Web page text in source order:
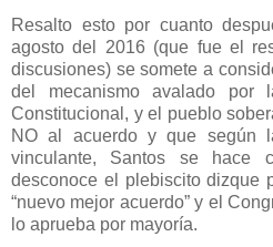
Resalto esto por cuanto
agosto del 2016 (que fue el
discusiones) se somete a
del mecanismo avalado por
Constitucional, y el pueblo
NO al acuerdo y que según
vinculante, Santos se hace
desconoce el plebiscito dizque
“nuevo mejor acuerdo” y el
lo aprueba por mayoría.